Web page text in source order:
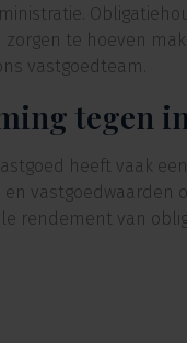
zorgen te hoeven
vastgoedteam.
tegen
heeft vaak
vastgoedwaarden
rendement van